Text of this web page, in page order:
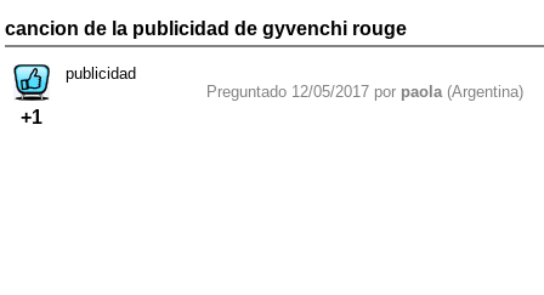
cancion de la publicidad de gyvenchi rouge
+1
publicidad
Preguntado 12/05/2017 por paola (Argentina)